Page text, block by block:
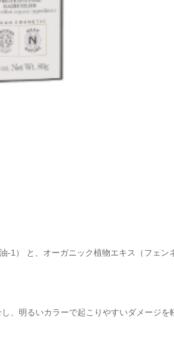
-1） と、オーガニック植物エキス（フェン
、明るいカラーで起こりやすいダメージを